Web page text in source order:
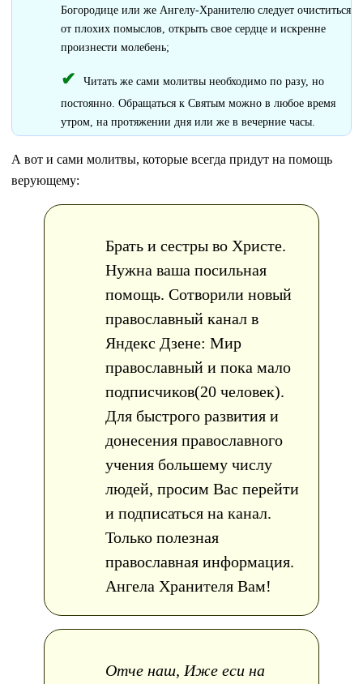
Богородице или же Ангелу-Хранителю следует очиститься
от плохих помыслов, открыть свое сердце и искренне
произнести молебень;
Читать же сами молитвы необходимо по разу, но
постоянно. Обращаться к Святым можно в любое время
утром, на протяжении дня или же в вечерние часы.
А вот и сами молитвы, которые всегда придут на помощь
верующему:
Брать и сестры во Христе.
Нужна ваша посильная
помощь. Сотворили новый
православный канал в
Яндекс Дзене: Мир
православный и пока мало
подписчиков(20 человек).
Для быстрого развития и
донесения православного
учения большему числу
людей, просим Вас перейти
и подписаться на канал.
Только полезная
православная информация.
Ангела Хранителя Вам!
Отче наш, Иже еси на